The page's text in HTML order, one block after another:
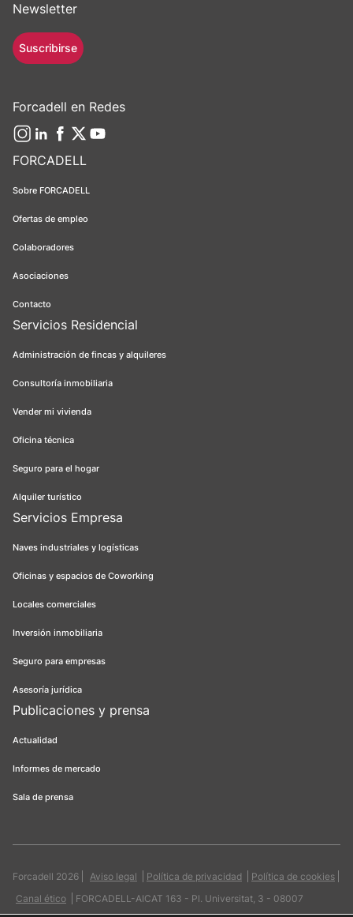
FORCADELL
Sobre FORCADELL
Ofertas de empleo
Colaboradores
Asociaciones
Contacto
Servicios Residencial
Administración de fincas y alquileres
Consultoría inmobiliaria
Vender mi vivienda
Oficina técnica
Seguro para el hogar
Alquiler turístico
Servicios Empresa
Naves industriales y logísticas
Oficinas y espacios de Coworking
Locales comerciales
Inversión inmobiliaria
Seguro para empresas
Asesoría jurídica
Publicaciones y prensa
Actualidad
Informes de mercado
Sala de prensa
Newsletter
Suscribirse
Forcadell en Redes
Forcadell 2026 Aviso legal Política de privacidad
Política de cookies
Canal ético
FORCADELL-AICAT 163 - Pl. Universitat, 3 - 08007